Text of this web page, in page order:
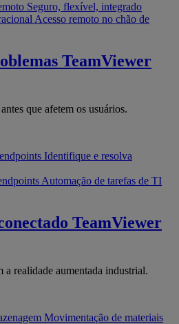
Seguro, flexível, integrado
Acesso remoto no chão de
TeamViewer
que afetem os usuários.
Identifique e resolva
Automação de tarefas de TI
TeamViewer
a realidade aumentada industrial.
Movimentação de materiais